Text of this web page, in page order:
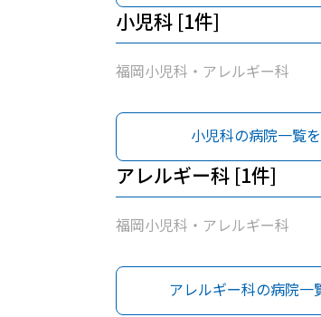
小児科 [1件]
福岡小児科・アレルギー科
小児科の病院一覧
アレルギー科 [1件]
福岡小児科・アレルギー科
アレルギー科の病院一